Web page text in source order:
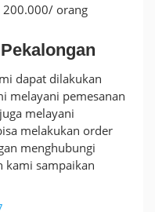
200.000/ orang
dapat dilakukan
melayani pemesanan
melayani
melakukan order
menghubungi
kami sampaikan